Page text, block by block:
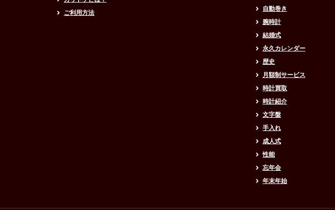
ご利用方法
自動巻き
腕時計
結婚式
永久カレンダー
歴史
月額制サービス
時計買取
時計紹介
文字盤
手入れ
成人式
性能
忘年会
年末年始